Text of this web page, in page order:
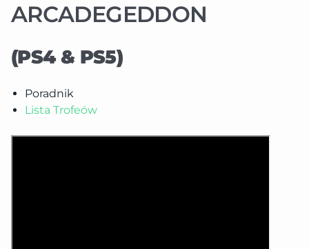
ARCADEGEDDON
(PS4 & PS5)
Poradnik
Lista Trofeów